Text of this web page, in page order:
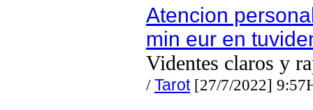
Atencion
min eur en
Videntes claros y
/Tarot[27/7/2022]